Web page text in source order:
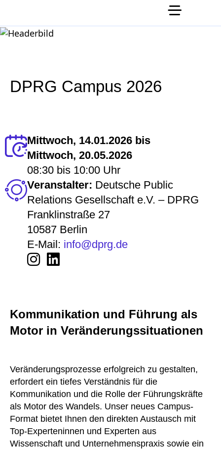
DPRG Campus 2026
Mittwoch, 14.01.2026 bis
Mittwoch, 20.05.2026
08:30 bis 10:00 Uhr
Veranstalter: Deutsche Public
Relations Gesellschaft e.V. – DPRG
Franklinstraße 27
10587 Berlin
E-Mail: info@dprg.de
Kommunikation und Führung als
Motor in Veränderungssituationen
Veränderungsprozesse erfolgreich zu gestalten,
erfordert ein tiefes Verständnis für die
Kommunikation und die Rolle der Führungskräfte
als Motor des Wandels. Unser neues Campus-
Format bietet Ihnen den direkten Austausch mit
Top-Experteninnen und Experten aus
Wissenschaft und Unternehmenspraxis sowie ein